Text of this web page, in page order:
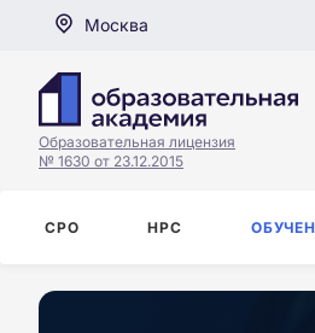
Москва
Образовательная лицензия
№ 1630 от 23.12.2015
СРО НРС